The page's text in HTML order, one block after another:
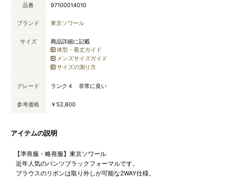
品番 97100014010
ブランド 東京ソワール
サイズ
商品詳細に記載
体型・着丈ガイド
メンズサイズガイド
サイズの測り方
グレード ランク４ 非常に良い
参考価格 ￥52,800
アイテムの説明
【準喪服・略喪服】東京ソワール
近年人気のパンツブラックフォーマルです。
ブラウスのリボンは取り外しが可能な2WAY仕様。